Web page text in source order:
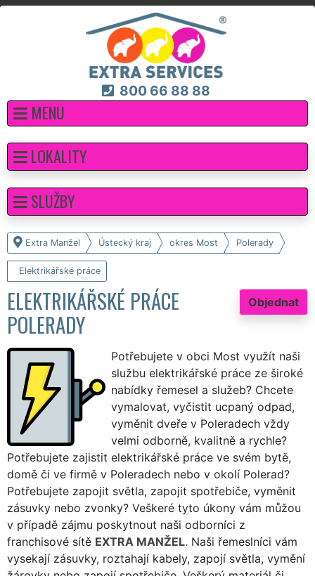
800 66 88 88
MENU
Extra Manžel Ústecký kraj okres Most Polerady
Elektrikářské práce
Objednat
ELEKTRIKÁŘSKÉ PRÁCE
POLERADY
Potřebujete v obci Most využít naši
službu elektrikářské práce ze široké
nabídky řemesel a služeb? Chcete
vymalovat, vyčistit ucpaný odpad,
vyměnit dveře v Poleradech vždy
velmi odborně, kvalitně a rychle?
Potřebujete zajistit elektrikářské práce ve svém bytě,
domě či ve firmě v Poleradech nebo v okolí Polerad?
Potřebujete zapojit světla, zapojit spotřebiče, vyměnit
zásuvky nebo zvonky? Veškeré tyto úkony vám můžou
v případě zájmu poskytnout naši odborníci z
franchisové sítě EXTRA MANŽEL. Naši řemeslníci vám
vysekají zásuvky, roztahají kabely, zapojí světla, vymění
LOKALITY
SLUŽBY